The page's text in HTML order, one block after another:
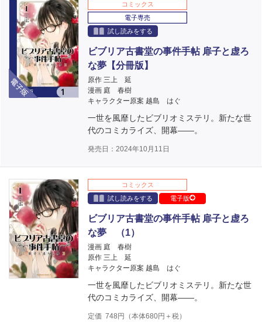
電子版
コミックス
電子専売
試し読みをする
ビブリア古書堂の事件手帖 扉子と虚ろ
な夢【分冊版】
原作 三上 延
漫画 庭 春樹
キャラクター原案 越島 はぐ
一世を風靡したビブリオミステリ。新たな世
代のコミカライズ、開幕――。
発売日：2024年10月11日
コミックス
試し読みをする
電子版
ビブリア古書堂の事件手帖 扉子と虚ろ
な夢 （1）
漫画 庭 春樹
原作 三上 延
キャラクター原案 越島 はぐ
一世を風靡したビブリオミステリ。新たな世
代のコミカライズ、開幕――。
定価 748 円（本体680円＋税）